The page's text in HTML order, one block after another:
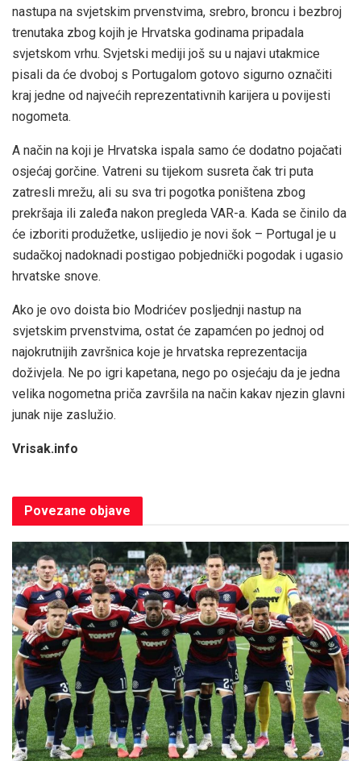
nastupa na svjetskim prvenstvima, srebro, broncu i bezbroj
trenutaka zbog kojih je Hrvatska godinama pripadala
svjetskom vrhu. Svjetski mediji još su u najavi utakmice
pisali da će dvoboj s Portugalom gotovo sigurno označiti
kraj jedne od najvećih reprezentativnih karijera u povijesti
nogometa.
A način na koji je Hrvatska ispala samo će dodatno pojačati
osjećaj gorčine. Vatreni su tijekom susreta čak tri puta
zatresli mrežu, ali su sva tri pogotka poništena zbog
prekršaja ili zaleđa nakon pregleda VAR-a. Kada se činilo da
će izboriti produžetke, uslijedio je novi šok – Portugal je u
sudačkoj nadoknadi postigao pobjednički pogodak i ugasio
hrvatske snove.
Ako je ovo doista bio Modrićev posljednji nastup na
svjetskim prvenstvima, ostat će zapamćen po jednoj od
najokrutnijih završnica koje je hrvatska reprezentacija
doživjela. Ne po igri kapetana, nego po osjećaju da je jedna
velika nogometna priča završila na način kakav njezin glavni
junak nije zaslužio.
Vrisak.info
Povezane objave